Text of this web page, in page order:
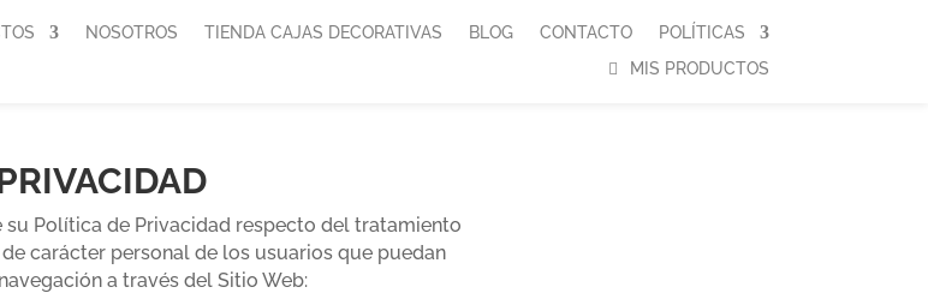
NOSOTROS TIENDA CAJAS DECORATIVAS BLOG CONTACTO
POLÍTICAS
MIS PRODUCTOS
Política de Privacidad respecto del tratamiento
carácter personal de los usuarios que puedan
a través del Sitio Web: